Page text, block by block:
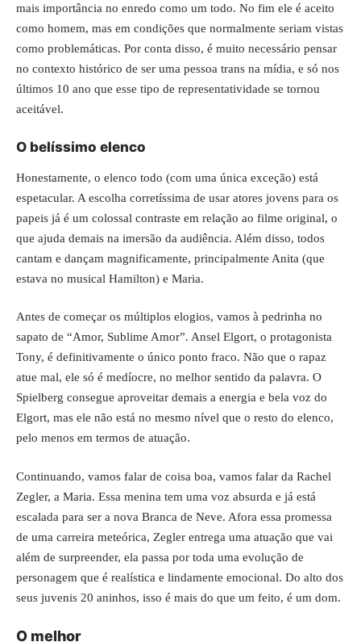
mais importância no enredo como um todo. No fim ele é aceito
como homem, mas em condições que normalmente seriam vistas
como problemáticas. Por conta disso, é muito necessário pensar
no contexto histórico de ser uma pessoa trans na mídia, e só nos
últimos 10 ano que esse tipo de representatividade se tornou
aceitável.
O belíssimo elenco
Honestamente, o elenco todo (com uma única exceção) está
espetacular. A escolha corretíssima de usar atores jovens para os
papeis já é um colossal contraste em relação ao filme original, o
que ajuda demais na imersão da audiência. Além disso, todos
cantam e dançam magnificamente, principalmente Anita (que
estava no musical Hamilton) e Maria.
Antes de começar os múltiplos elogios, vamos à pedrinha no
sapato de “Amor, Sublime Amor”. Ansel Elgort, o protagonista
Tony, é definitivamente o único ponto fraco. Não que o rapaz
atue mal, ele só é medíocre, no melhor sentido da palavra. O
Spielberg consegue aproveitar demais a energia e bela voz do
Elgort, mas ele não está no mesmo nível que o resto do elenco,
pelo menos em termos de atuação.
Continuando, vamos falar de coisa boa, vamos falar da Rachel
Zegler, a Maria. Essa menina tem uma voz absurda e já está
escalada para ser a nova Branca de Neve. Afora essa promessa
de uma carreira meteórica, Zegler entrega uma atuação que vai
além de surpreender, ela passa por toda uma evolução de
personagem que é realística e lindamente emocional. Do alto dos
seus juvenis 20 aninhos, isso é mais do que um feito, é um dom.
O melhor